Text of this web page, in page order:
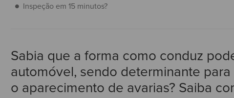
Inspeção em 15 minutos?
Sabia que a forma como conduz
automóvel, sendo determinante
o aparecimento de avarias? Saiba